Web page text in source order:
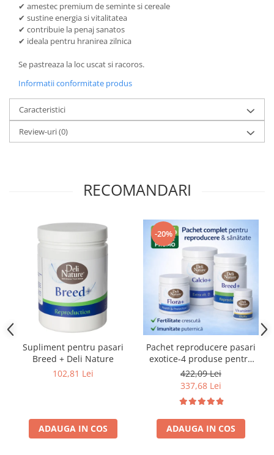
✔ amestec premium de seminte si cereale
✔ sustine energia si vitalitatea
✔ contribuie la penaj sanatos
✔ ideala pentru hranirea zilnica
Se pastreaza la loc uscat si racoros.
Informatii conformitate produs
Caracteristici
Review-uri(0)
RECOMANDARI
Supliment pentru pasari
Breed + Deli Nature
102,81 Lei
ADAUGA IN COS
-20%
Pachet reproducere pasari
exotice-4 produse pentru
sanatate si fertilitate
422,09 Lei
337,68 Lei
ADAUGA IN COS